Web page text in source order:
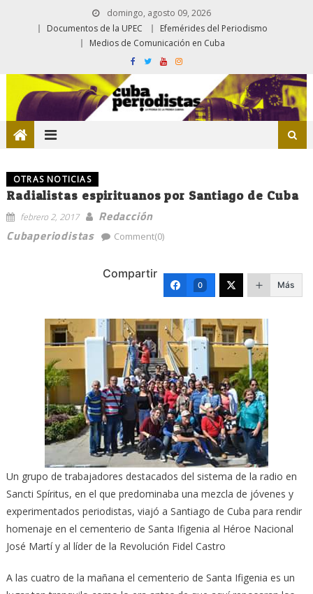
domingo, agosto 09, 2026
Documentos de la UPEC
Efemérides del Periodismo
Medios de Comunicación en Cuba
OTRAS NOTICIAS
Radialistas espirituanos por Santiago de Cuba
febrero 2, 2017
Redacción
Cubaperiodistas
Comment(0)
Compartir
0 Más
Un grupo de trabajadores destacados del sistema de la radio en
Sancti Spíritus, en el que predominaba una mezcla de jóvenes y
experimentados periodistas, viajó a Santiago de Cuba para rendir
homenaje en el cementerio de Santa Ifigenia al Héroe Nacional
José Martí y al líder de la Revolución Fidel Castro
A las cuatro de la mañana el cementerio de Santa Ifigenia es un